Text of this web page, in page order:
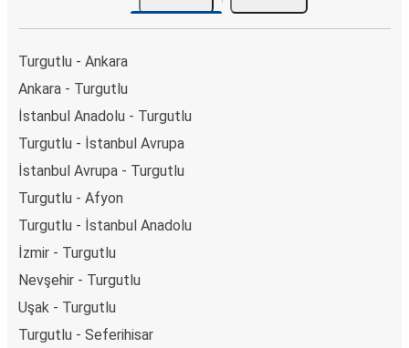
Turgutlu - Ankara
Ankara - Turgutlu
İstanbul Anadolu - Turgutlu
Turgutlu - İstanbul Avrupa
İstanbul Avrupa - Turgutlu
Turgutlu - Afyon
Turgutlu - İstanbul Anadolu
İzmir - Turgutlu
Nevşehir - Turgutlu
Uşak - Turgutlu
Turgutlu - Seferihisar